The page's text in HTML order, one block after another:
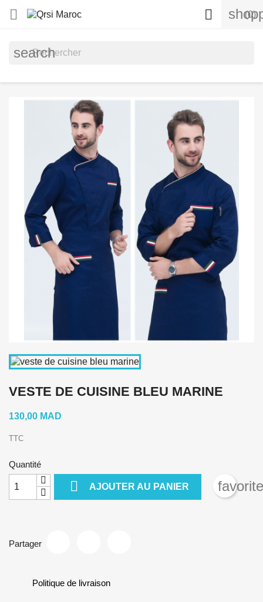
 (0)

search
VESTE DE CUISINE BLEU MARINE
130,00 MAD
TTC
Quantité
 AJOUTER AU PANIER
Partager
Politique de livraison